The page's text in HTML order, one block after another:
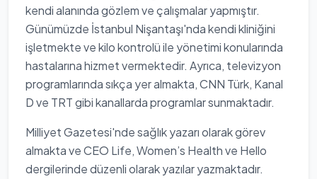
kendi alanında gözlem ve çalışmalar yapmıştır.
Günümüzde İstanbul Nişantaşı'nda kendi kliniğini
işletmekte ve kilo kontrolü ile yönetimi konularında
hastalarına hizmet vermektedir. Ayrıca, televizyon
programlarında sıkça yer almakta, CNN Türk, Kanal
D ve TRT gibi kanallarda programlar sunmaktadır.
Milliyet Gazetesi'nde sağlık yazarı olarak görev
almakta ve CEO Life, Women’s Health ve Hello
dergilerinde düzenli olarak yazılar yazmaktadır.